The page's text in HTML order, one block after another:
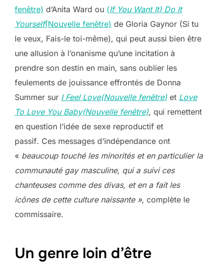
fenêtre) d’Anita Ward ou (If You Want It) Do It
Yourself(Nouvelle fenêtre) de Gloria Gaynor (Si tu
le veux, Fais-le toi-même), qui peut aussi bien être
une allusion à l’onanisme qu’une incitation à
prendre son destin en main, sans oublier les
feulements de jouissance effrontés de Donna
Summer sur I Feel Love(Nouvelle fenêtre) et Love
To Love You Baby(Nouvelle fenêtre), qui remettent
en question l’idée de sexe reproductif et
passif. Ces messages d’indépendance ont
« beaucoup touché les minorités et en particulier la
communauté gay masculine, qui a suivi ces
chanteuses comme des divas, et en a fait les
icônes de cette culture naissante », complète le
commissaire.
Un genre loin d’être